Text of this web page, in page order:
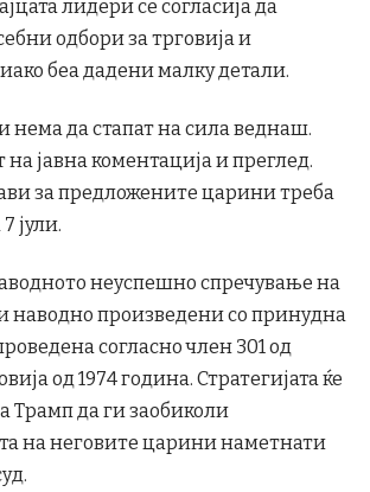
лидери се согласија да
одбори за трговија и
беа дадени малку детали.
нема да стапат на сила веднаш.
јавна коментација и преглед.
за предложените царини треба
јули.
неуспешно спречување на
наводно произведени со принудна
согласно член 301 од
од 1974 година. Стратегијата ќе
Трамп да ги заобиколи
на неговите царини наметнати